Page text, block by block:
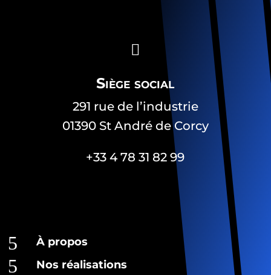

Siège social
291 rue de l’industrie
01390 St André de Corcy
+33 4 78 31 82 99
5 À propos
5 Nos réalisations